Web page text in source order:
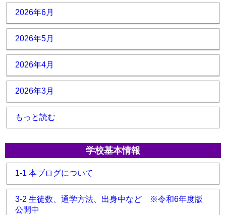
2026年6月
2026年5月
2026年4月
2026年3月
もっと読む
学校基本情報
1-1 本ブログについて
3-2 生徒数、通学方法、出身中など ※令和6年度版
公開中